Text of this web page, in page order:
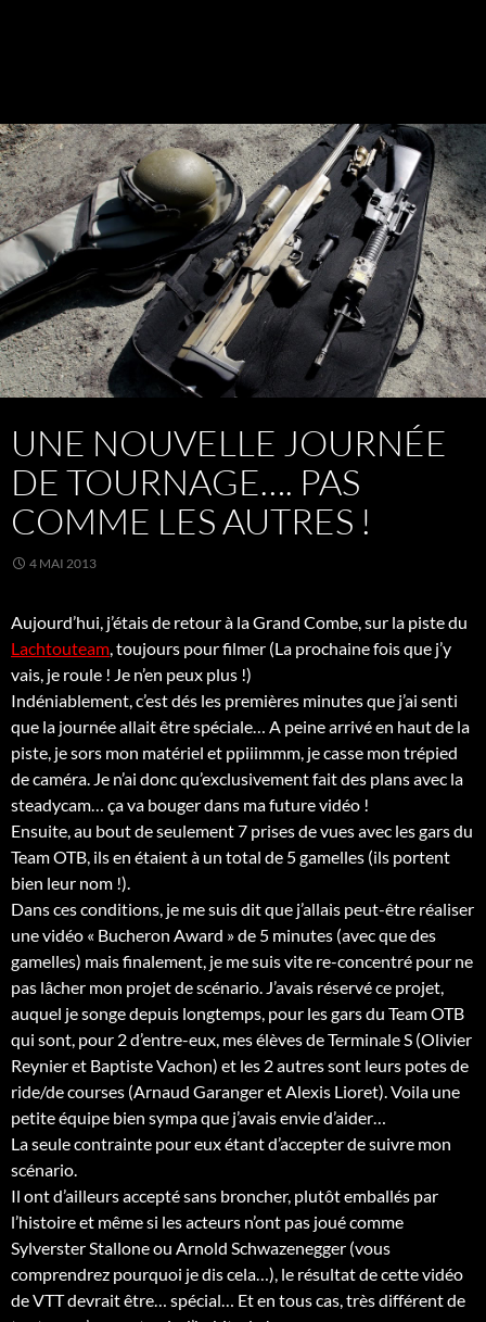
UNE NOUVELLE JOURNÉE
DE TOURNAGE…. PAS
COMME LES AUTRES !
4 MAI 2013
Aujourd’hui, j’étais de retour à la Grand Combe, sur la piste du
Lachtouteam , toujours pour filmer (La prochaine fois que j’y
vais, je roule ! Je n’en peux plus !)
Indéniablement, c’est dés les premières minutes que j’ai senti
que la journée allait être spéciale… A peine arrivé en haut de la
piste, je sors mon matériel et ppiiimmm, je casse mon trépied
de caméra. Je n’ai donc qu’exclusivement fait des plans avec la
steadycam… ça va bouger dans ma future vidéo !
Ensuite, au bout de seulement 7 prises de vues avec les gars du
Team OTB, ils en étaient à un total de 5 gamelles (ils portent
bien leur nom !).
Dans ces conditions, je me suis dit que j’allais peut-être réaliser
une vidéo « Bucheron Award » de 5 minutes (avec que des
gamelles) mais finalement, je me suis vite re-concentré pour ne
pas lâcher mon projet de scénario. J’avais réservé ce projet,
auquel je songe depuis longtemps, pour les gars du Team OTB
qui sont, pour 2 d’entre-eux, mes élèves de Terminale S (Olivier
Reynier et Baptiste Vachon) et les 2 autres sont leurs potes de
ride/de courses (Arnaud Garanger et Alexis Lioret). Voila une
petite équipe bien sympa que j’avais envie d’aider…
La seule contrainte pour eux étant d’accepter de suivre mon
scénario.
Il ont d’ailleurs accepté sans broncher, plutôt emballés par
l’histoire et même si les acteurs n’ont pas joué comme
Sylverster Stallone ou Arnold Schwazenegger (vous
comprendrez pourquoi je dis cela…), le résultat de cette vidéo
de VTT devrait être… spécial… Et en tous cas, très différent de